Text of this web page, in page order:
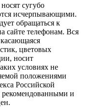
сугубо
исчерпывающими.
обращаться к
сайте телефонам. Вся
цветовых
носит
условиях не
положениями
Российской
и